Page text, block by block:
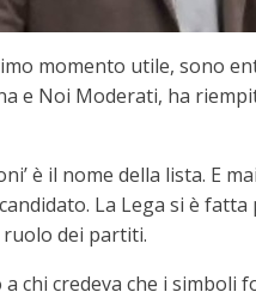
momento utile, sono
e Noi Moderati, ha
è il nome della lista. E
La Lega si è
dei partiti.
a chi credeva che i simboli